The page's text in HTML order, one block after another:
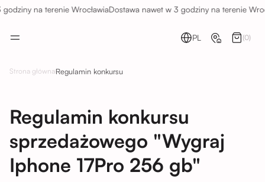
na terenie WrocławiaDostawa nawet w 3 godziny na terenie
PL (0)
Strona główna Regulamin konkursu
Regulamin konkursu
sprzedażowego "Wygraj
Iphone 17Pro 256 gb"